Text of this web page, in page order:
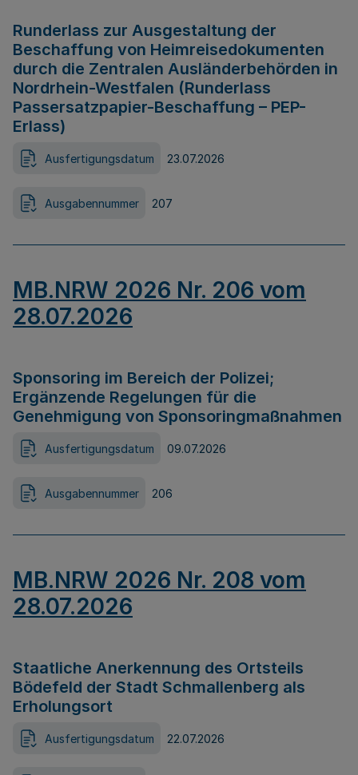
Runderlass zur Ausgestaltung der
Beschaffung von Heimreisedokumenten
durch die Zentralen Ausländerbehörden in
Nordrhein-Westfalen (Runderlass
Passersatzpapier-Beschaffung – PEP-
Erlass)
Ausfertigungsdatum 23.07.2026
Ausgabennummer 207
MB.NRW 2026 Nr. 206 vom
28.07.2026
Sponsoring im Bereich der Polizei;
Ergänzende Regelungen für die
Genehmigung von Sponsoringmaßnahmen
Ausfertigungsdatum 09.07.2026
Ausgabennummer 206
MB.NRW 2026 Nr. 208 vom
28.07.2026
Staatliche Anerkennung des Ortsteils
Bödefeld der Stadt Schmallenberg als
Erholungsort
Ausfertigungsdatum 22.07.2026